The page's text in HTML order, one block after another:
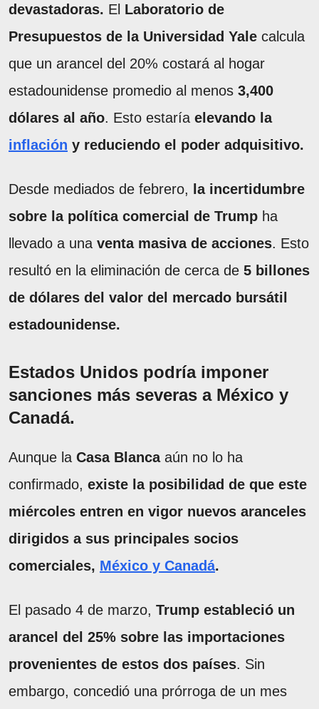
devastadoras. El Laboratorio de
Presupuestos de la Universidad Yale calcula
que un arancel del 20% costará al hogar
estadounidense promedio al menos 3,400
dólares al año. Esto estaría elevando la
inflación y reduciendo el poder adquisitivo.
Desde mediados de febrero,
la incertidumbre
sobre la política comercial de Trump ha
llevado a una venta masiva de acciones. Esto
resultó en la eliminación de cerca de 5 billones
de dólares del valor del mercado bursátil
estadounidense.
Estados Unidos podría imponer
sanciones más severas a México y
Canadá.
Aunque la Casa Blancaaún no lo ha
confirmado, existe la posibilidad de que este
miércoles entren en vigor nuevos aranceles
dirigidos a sus principales socios
comerciales, México y Canadá.
El pasado 4 de marzo, Trump estableció un
arancel del 25% sobre las importaciones
provenientes de estos dos países. Sin
embargo, concedió una prórroga de un mes